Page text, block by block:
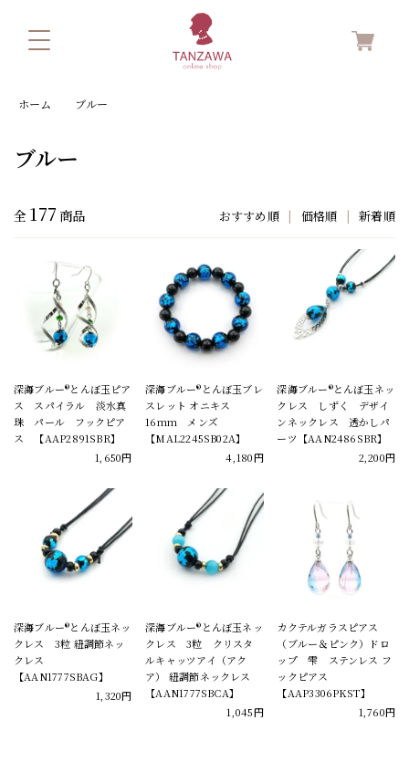
ホーム ブルー
ブルー
全 177 商品 おすすめ順 | 価格順 | 新着順
深海ブルー®とんぼ玉ピア
ス スパイラル 淡水真
珠 パール フックピア
ス 【AAP2891SBR】
1,650円
深海ブルー®とんぼ玉ブレ
スレット オニキス
16mm メンズ
【MAL2245SB02A】
4,180円
深海ブルー®とんぼ玉ネッ
クレス しずく デザイ
ンネックレス 透かしパ
ーツ【AAN2486SBR】
2,200円
深海ブルー®とんぼ玉ネッ
クレス 3粒 紐調節ネッ
クレス
【AAN1777SBAG】
1,320円
深海ブルー®とんぼ玉ネッ
クレス 3粒 クリスタ
ルキャッツアイ（アク
ア） 紐調節ネックレス
【AAN1777SBCA】
1,045円
カクテルガラスピアス
（ブルー＆ピンク）ドロ
ップ 雫 ステンレス フ
ックピアス
【AAP3306PKST】
1,760円